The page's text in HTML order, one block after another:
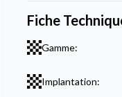
Fiche
Gamme:
Implantation: